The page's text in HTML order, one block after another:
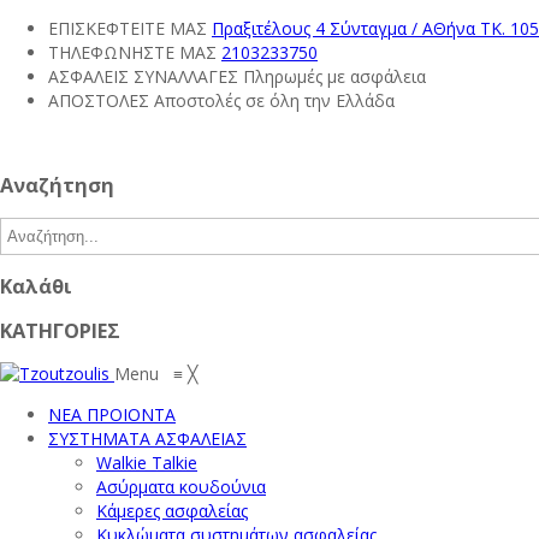
ΕΠΙΣΚΕΦΤΕΙΤΕ ΜΑΣ Πραξιτέλους 4 Σύνταγμα / ΑΘήνα ΤΚ.
ΤΗΛΕΦΩΝΗΣΤΕ ΜΑΣ 2103233750
ΑΣΦΑΛΕΙΣ ΣΥΝΑΛΛΑΓΕΣ Πληρωμές με ασφάλεια
ΑΠΟΣΤΟΛΕΣ Αποστολές σε όλη την Ελλάδα
Αναζήτηση
Καλάθι
ΚΑΤΗΓΟΡΙΕΣ
Menu ≡ ╳
ΝΕΑ ΠΡΟΙΟΝΤΑ
ΣΥΣΤΗΜΑΤΑ ΑΣΦΑΛΕΙΑΣ
Walkie Talkie
Ασύρματα κουδούνια
Κάμερες ασφαλείας